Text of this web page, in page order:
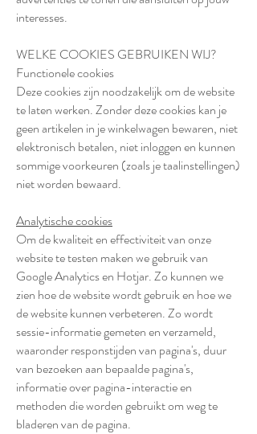
interesses.
WELKE COOKIES GEBRUIKEN WIJ?
Functionele cookies
Deze cookies zijn noodzakelijk om de website
te laten werken. Zonder deze cookies kan je
geen artikelen in je winkelwagen bewaren, niet
elektronisch betalen, niet inloggen en kunnen
sommige voorkeuren (zoals je taalinstellingen)
niet worden bewaard.
Analytische cookies
Om de kwaliteit en effectiviteit van onze
website te testen maken we gebruik van
Google Analytics en Hotjar. Zo kunnen we
zien hoe de website wordt gebruik en hoe we
de website kunnen verbeteren. Zo wordt
sessie-informatie gemeten en verzameld,
waaronder responstijden van pagina's, duur
van bezoeken aan bepaalde pagina's,
informatie over pagina-interactie en
methoden die worden gebruikt om weg te
bladeren van de pagina.